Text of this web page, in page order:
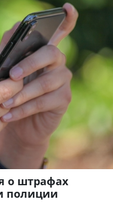
о штрафах
полиции